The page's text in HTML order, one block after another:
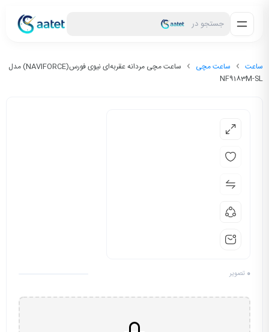
جستجو در
ساعت ساعت مچی
ساعت مچی مردانه عقربه‌ای نیوی فورس(NAVIFORCE) مدل
NF9183M-SL
0 تصویر